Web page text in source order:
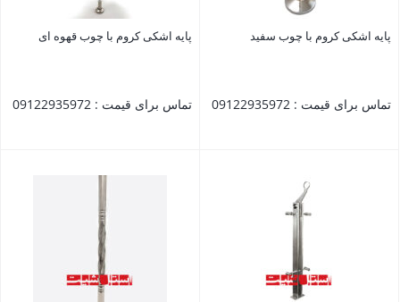
پایه اشکی کروم با چوب سفید
تماس برای قیمت : 09122935972
پایه اشکی کروم با چوب قهوه ای
تماس برای قیمت : 09122935972